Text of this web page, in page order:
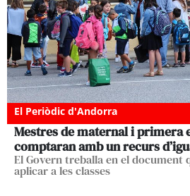
El Periòdic d'Andorra
Mestres de maternal i primera
comptaran amb un recurs
El Govern treballa en el document
aplicar a les classes